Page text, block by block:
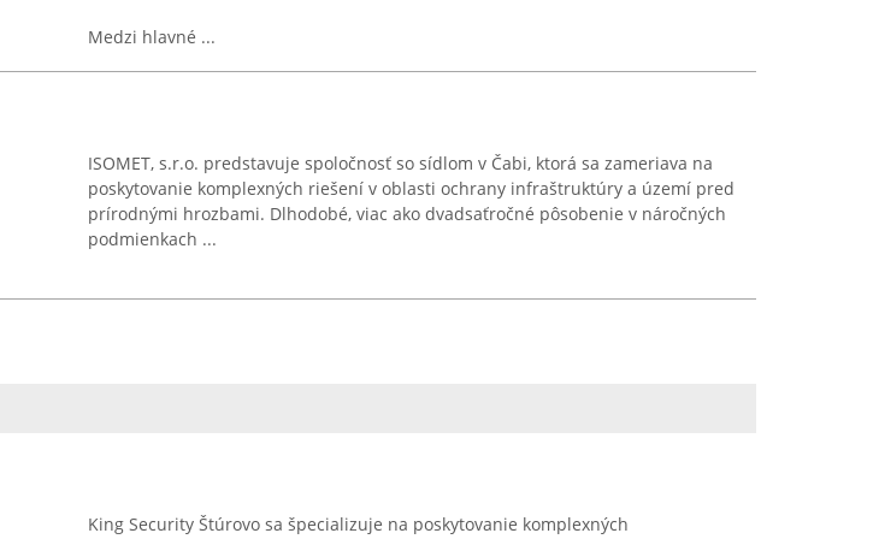
Medzi hlavné ...
ISOMET, s.r.o. predstavuje spoločnosť so sídlom v Čabi, ktorá sa zameriava na
poskytovanie komplexných riešení v oblasti ochrany infraštruktúry a území pred
prírodnými hrozbami. Dlhodobé, viac ako dvadsaťročné pôsobenie v náročných
podmienkach ...
King Security Štúrovo sa špecializuje na poskytovanie komplexných